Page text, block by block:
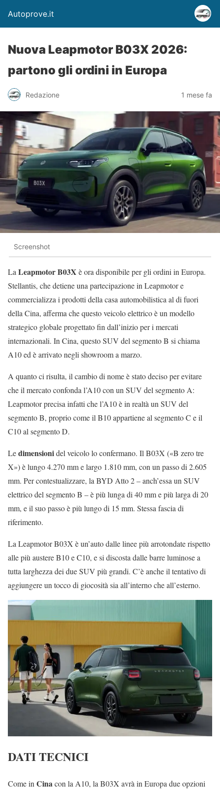
Autoprove.it
Nuova Leapmotor B03X 2026:
partono gli ordini in Europa
Redazione 1 mese fa
Screenshot
LaLeapmotor B03X è ora disponibile per gli ordini in Europa.
Stellantis, che detiene una partecipazione in Leapmotor e
commercializza i prodotti della casa automobilistica al di fuori
della Cina, afferma che questo veicolo elettrico è un modello
strategico globale progettato fin dall’inizio per i mercati
internazionali. In Cina, questo SUV del segmento B si chiama
A10 ed è arrivato negli showroom a marzo.
A quanto ci risulta, il cambio di nome è stato deciso per evitare
che il mercato confonda l’A10 con un SUV del segmento A:
Leapmotor precisa infatti che l’A10 è in realtà un SUV del
segmento B, proprio come il B10 appartiene al segmento C e il
C10 al segmento D.
Ledimensionidel veicolo lo confermano. Il B03X («B zero tre
X») è lungo 4.270 mm e largo 1.810 mm, con un passo di 2.605
mm. Per contestualizzare, la BYD Atto 2 – anch’essa un SUV
elettrico del segmento B – è più lunga di 40 mm e più larga di 20
mm, e il suo passo è più lungo di 15 mm. Stessa fascia di
riferimento.
La Leapmotor B03X è un’auto dalle linee più arrotondate rispetto
alle più austere B10 e C10, e si discosta dalle barre luminose a
tutta larghezza dei due SUV più grandi. C’è anche il tentativo di
aggiungere un tocco di giocosità sia all’interno che all’esterno.
DATI TECNICI
Come in Cinacon la A10, la B03X avrà in Europa due opzioni